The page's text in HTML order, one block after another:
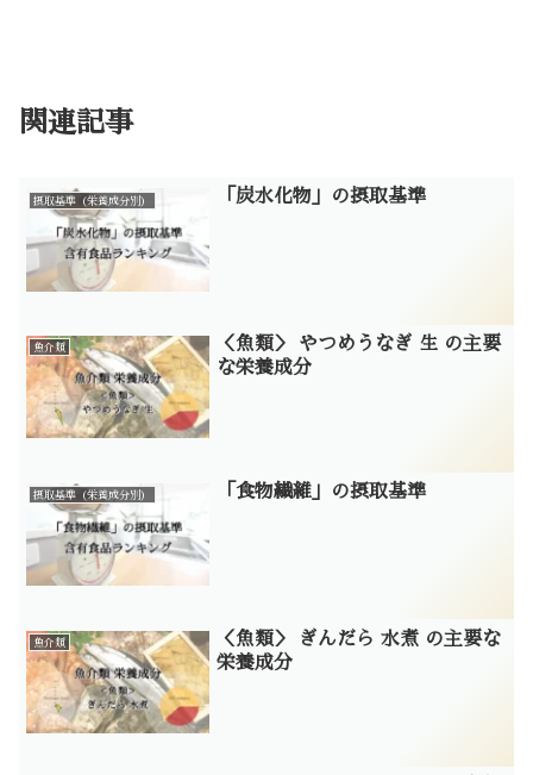
関連記事
摂取基準（栄養成分別） 「炭水化物」の摂取基準
魚介類
＜魚類＞ やつめうなぎ 生 の主要
な栄養成分
摂取基準（栄養成分別） 「食物繊維」の摂取基準
魚介類
＜魚類＞ ぎんだら 水煮 の主要な
栄養成分